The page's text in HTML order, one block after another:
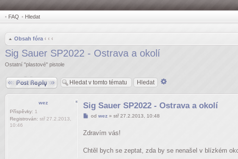
• FAQ • Hledat
Obsah fóra ‹ ‹ ‹
Sig Sauer SP2022 - Ostrava a okolí
Ostatní "plastové" pistole
Odpovědět
wez
Příspěvky: 1
Registrován: stř 27.2.2013,
10:46
Sig Sauer SP2022 - Ostrava a okolí
Příspěvek
od wez» stř 27.2.2013, 10:48
Zdravím vás!
Chtěl bych se zeptat, zda by se nenašel v blízkém